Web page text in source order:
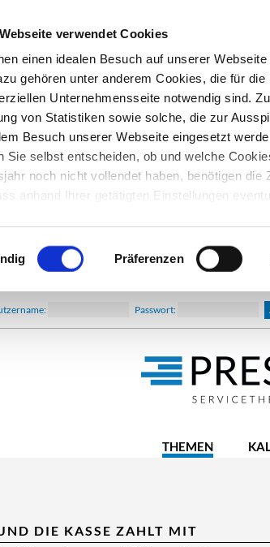
verwendet Cookies
einen idealen Besuch auf unserer
gehören unter anderem Cookies, die für
Unternehmensseite notwendig sind.
von Statistiken sowie solche, die zur
Besuch unserer Webseite eingesetzt
Sie selbst entscheiden, ob und welche
noch nicht vollendet haben, benötigen
anhand Ihrer getätigten Einstellungen
Informationen.Präferenzen
Passwort:
THEMEN
DIE KASSE ZAHLT MIT